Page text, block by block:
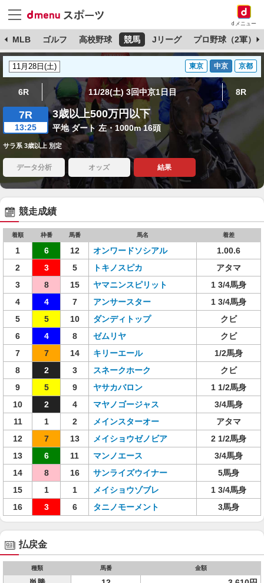
dメニュー
MLB ゴルフ 高校野球 競馬 Jリーグ プロ野球（2軍）
東京 中京 京都
6R 11/28(土) 3回中京1日目 8R
7R
13:25
3歳以上500万円以下
平地 ダート 左・1000m 16頭
サラ系 3歳以上 別定
データ分析 オッズ 結果
競走成績
着順 枠番 馬番 馬名 着差
1 6 12 オンワードソシアル
1.00.6
2
3 5 トキノスピカ
アタマ
3
8 15 ヤマニンスピリット
1 3/4馬身
4
4 7 アンサースター
1 3/4馬身
5
5 10 ダンディトップ
クビ
6
4 8 ゼムリヤ
クビ
7
7 14 キリーエール
1/2馬身
8
2 3 スネークホーク
クビ
9
5 9 ヤサカバロン
1 1/2馬身
10
2 4 マヤノゴージャス
3/4馬身
11
1 2 メインスターオー
アタマ
12
7 13 メイショウゼノビア
2 1/2馬身
13
6 11 マンノエース
3/4馬身
14
8 16 サンライズウイナー
5馬身
15
1 1 メイショウゾブレ
1 3/4馬身
16
3 6 タニノモーメント 3馬身
払戻金
種類 馬番 金額